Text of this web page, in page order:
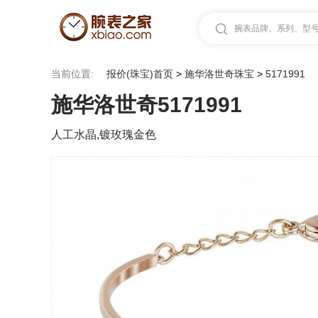
腕表品牌、系列、型
当前位置: 报价(珠宝)首页 > 施华洛世奇珠宝 > 5171991
施华洛世奇5171991
人工水晶,镀玫瑰金色